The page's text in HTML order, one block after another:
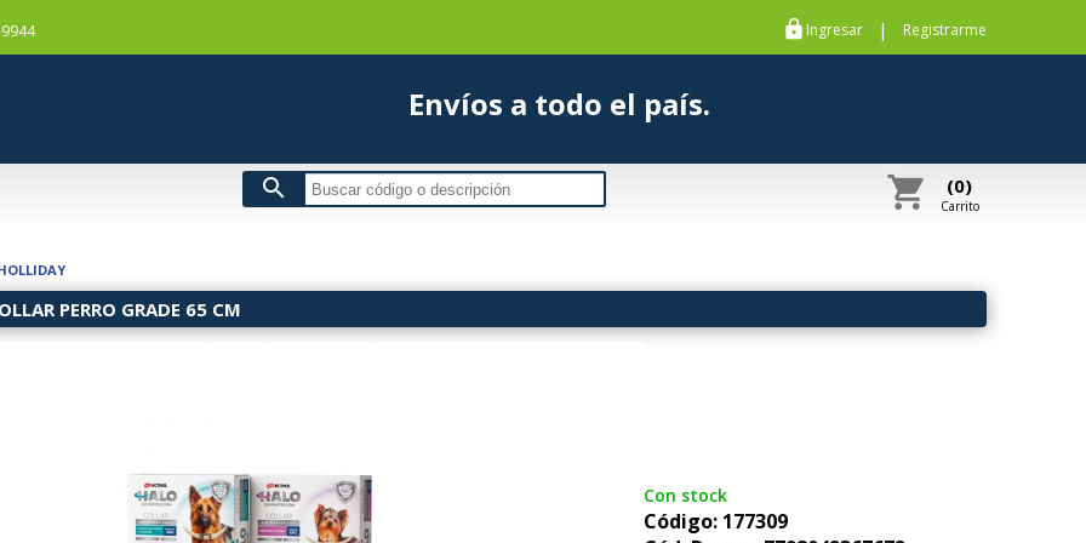
https Ingresar | Registrarme
Envíos a todo el país.
search shopping_cart (0)
Carrito
PERRO GRADE 65 CM
Con stock
Código: 177309